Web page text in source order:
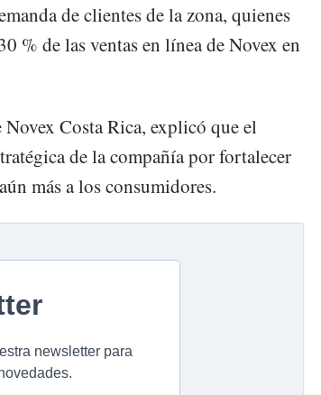
de clientes de la zona, quienes
% de las ventas en línea de Novex en
Costa Rica, explicó que el
de la compañía por fortalecer
más a los consumidores.